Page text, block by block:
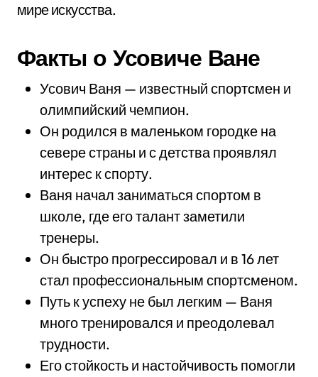
мире искусства.
Факты о Усовиче Ване
Усович Ваня — известный спортсмен и
олимпийский чемпион.
Он родился в маленьком городке на
севере страны и с детства проявлял
интерес к спорту.
Ваня начал заниматься спортом в
школе, где его талант заметили
тренеры.
Он быстро прогрессировал и в 16 лет
стал профессиональным спортсменом.
Путь к успеху не был легким — Ваня
много тренировался и преодолевал
трудности.
Его стойкость и настойчивость помогли